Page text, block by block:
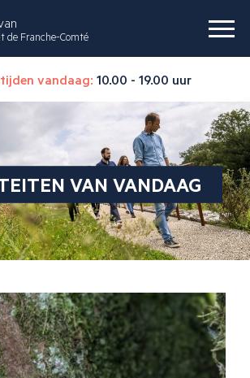
de Franche-Comté
vandaag: 10.00 - 19.00 uur
VAN VANDAAG